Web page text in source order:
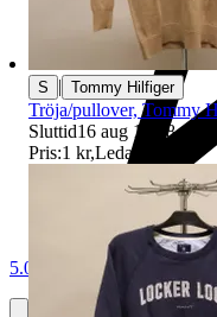
5.0
S | Tommy Hilfiger
Tröja/pullover, Tommy
Sluttid16 aug 19:28.
Pris:1 kr,Ledande bud